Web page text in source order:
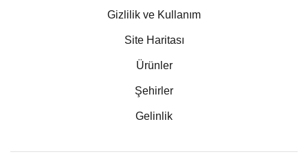
Gizlilik ve Kullanım
Site Haritası
Ürünler
Şehirler
Gelinlik